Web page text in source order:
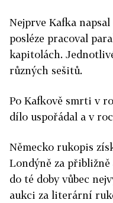
Nejprve Kafka
posléze pracoval
kapitolách.
různých sešitů.
Po Kafkově smrti v
dílo uspořádal a v
Německo rukopis
Londýně za přibližně
do té doby vůbec
aukci za literární